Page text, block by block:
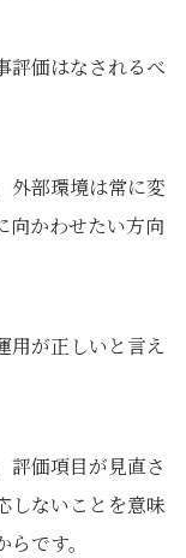
評価はなされるべ
外部環境は常に変
向かわせたい方向
用が正しいと言え
評価項目が見直さ
しないことを意味
です。